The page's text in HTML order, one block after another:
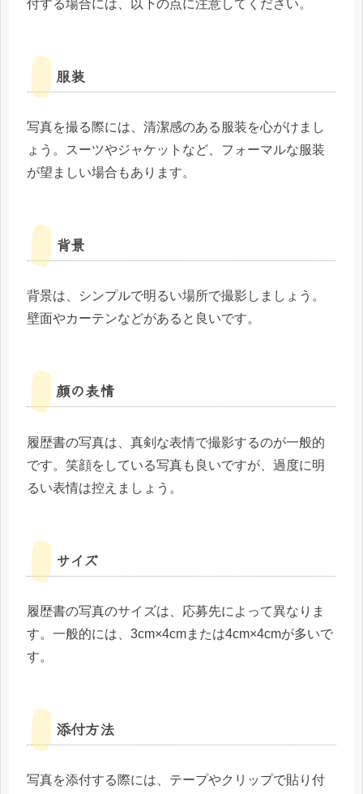
付する場合には、以下の点に注意してください。
服装
写真を撮る際には、清潔感のある服装を心がけまし
ょう。スーツやジャケットなど、フォーマルな服装
が望ましい場合もあります。
背景
背景は、シンプルで明るい場所で撮影しましょう。
壁面やカーテンなどがあると良いです。
顔の表情
履歴書の写真は、真剣な表情で撮影するのが一般的
です。笑顔をしている写真も良いですが、過度に明
るい表情は控えましょう。
サイズ
履歴書の写真のサイズは、応募先によって異なりま
す。一般的には、3cm×4cmまたは4cm×4cmが多いで
す。
添付方法
写真を添付する際には、テープやクリップで貼り付